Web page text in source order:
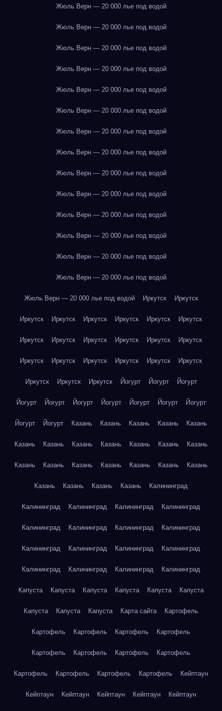
Жюль Верн — 20 000 лье под водой
Жюль Верн — 20 000 лье под водой
Жюль Верн — 20 000 лье под водой
Жюль Верн — 20 000 лье под водой
Жюль Верн — 20 000 лье под водой
Жюль Верн — 20 000 лье под водой
Жюль Верн — 20 000 лье под водой
Жюль Верн — 20 000 лье под водой
Жюль Верн — 20 000 лье под водой
Жюль Верн — 20 000 лье под водой
Жюль Верн — 20 000 лье под водой
Жюль Верн — 20 000 лье под водой
Жюль Верн — 20 000 лье под водой
Жюль Верн — 20 000 лье под водой
Жюль Верн — 20 000 лье под водой Иркутск Иркутск
Иркутск Иркутск Иркутск Иркутск Иркутск Иркутск
Иркутск Иркутск Иркутск Иркутск Иркутск Иркутск
Иркутск Иркутск Иркутск Иркутск Иркутск Иркутск
Иркутск Иркутск Иркутск Йогурт Йогурт Йогурт
Йогурт Йогурт Йогурт Йогурт Йогурт Йогурт Йогурт
Йогурт Йогурт Казань Казань Казань Казань Казань
Казань Казань Казань Казань Казань Казань Казань
Казань Казань Казань Казань Казань Казань Казань
Казань Казань Казань Казань Калининград
Калининград Калининград Калининград Калининград
Калининград Калининград Калининград Калининград
Калининград Калининград Калининград Калининград
Калининград Калининград Калининград Калининград
Капуста Капуста Капуста Капуста Капуста Капуста
Капуста Капуста Капуста Карта сайта Картофель
Картофель Картофель Картофель Картофель
Картофель Картофель Картофель Картофель
Картофель Картофель Картофель Картофель Кейптаун
Кейптаун Кейптаун Кейптаун Кейптаун Кейптаун